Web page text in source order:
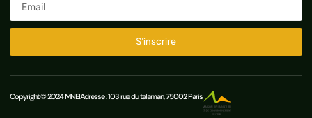
S'inscrire
Copyright © 2024 MNEIAdresse : 103 rue du talaman, 75002 Paris